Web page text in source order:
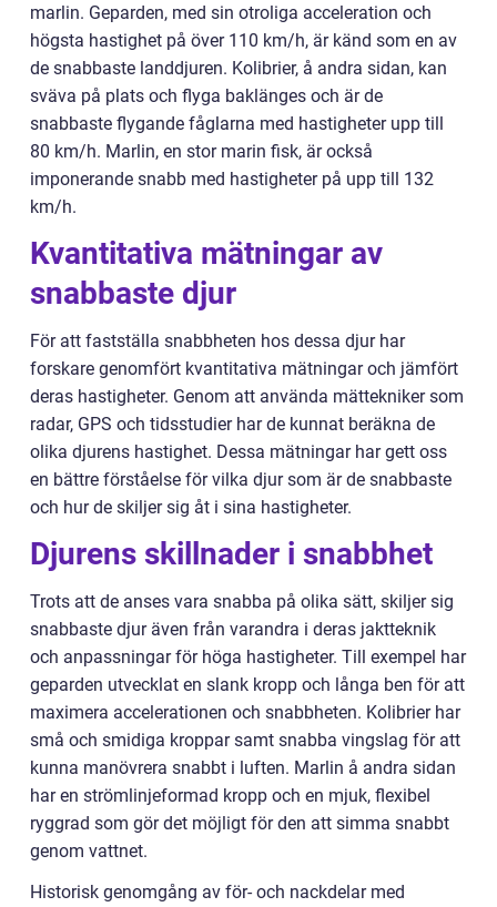
marlin. Geparden, med sin otroliga acceleration och
högsta hastighet på över 110 km/h, är känd som en av
de snabbaste landdjuren. Kolibrier, å andra sidan, kan
sväva på plats och flyga baklänges och är de
snabbaste flygande fåglarna med hastigheter upp till
80 km/h. Marlin, en stor marin fisk, är också
imponerande snabb med hastigheter på upp till 132
km/h.
Kvantitativa mätningar av
snabbaste djur
För att fastställa snabbheten hos dessa djur har
forskare genomfört kvantitativa mätningar och jämfört
deras hastigheter. Genom att använda mättekniker som
radar, GPS och tidsstudier har de kunnat beräkna de
olika djurens hastighet. Dessa mätningar har gett oss
en bättre förståelse för vilka djur som är de snabbaste
och hur de skiljer sig åt i sina hastigheter.
Djurens skillnader i snabbhet
Trots att de anses vara snabba på olika sätt, skiljer sig
snabbaste djur även från varandra i deras jaktteknik
och anpassningar för höga hastigheter. Till exempel har
geparden utvecklat en slank kropp och långa ben för att
maximera accelerationen och snabbheten. Kolibrier har
små och smidiga kroppar samt snabba vingslag för att
kunna manövrera snabbt i luften. Marlin å andra sidan
har en strömlinjeformad kropp och en mjuk, flexibel
ryggrad som gör det möjligt för den att simma snabbt
genom vattnet.
Historisk genomgång av för- och nackdelar med